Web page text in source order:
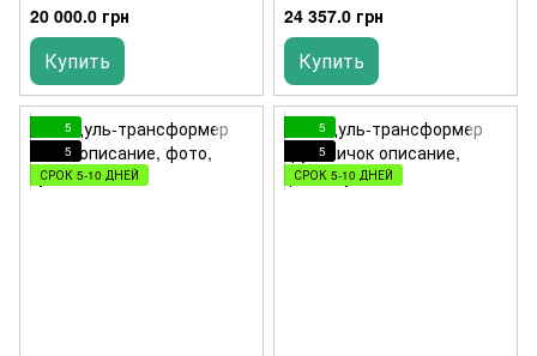
20 000.0 грн
Купить
24 357.0 грн
Купить
5
5
СРОК 5-10 ДНЕЙ
5
5
СРОК 5-10 ДНЕЙ